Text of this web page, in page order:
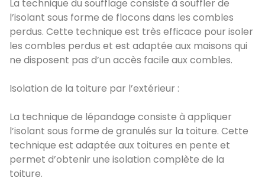
La technique du soufflage consiste à souffler de
l’isolant sous forme de flocons dans les combles
perdus. Cette technique est très efficace pour isoler
les combles perdus et est adaptée aux maisons qui
ne disposent pas d’un accès facile aux combles.
Isolation de la toiture par l’extérieur :
La technique de lépandage consiste à appliquer
l’isolant sous forme de granulés sur la toiture. Cette
technique est adaptée aux toitures en pente et
permet d’obtenir une isolation complète de la
toiture.